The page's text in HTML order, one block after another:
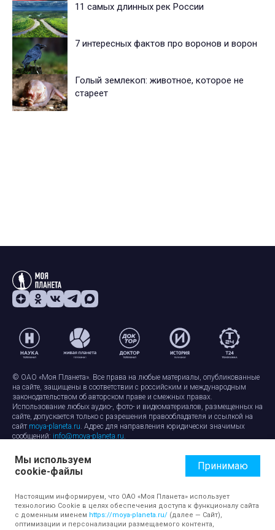
11 самых длинных рек России
7 интересных фактов про воронов и ворон
Голый землекоп: животное, которое не
стареет
© ОАО «Моя Планета». Все права на любые материалы, опубликованные
на сайте, защищены в соответствии с российским и международным
законодательством об авторском праве и смежных правах.
Использование любых аудио-, фото- и видеоматериалов, размещенных на
сайте, допускается только с разрешения правообладателя и ссылкой на
сайт moya-planeta.ru. Адрес для направления юридически значимых
сообщений: info@moya-planeta.ru.
Правила сайтаРабота с cookie-файлами
Защита персональных данных
Обработка персональных данных
Мы используем
cookie-файлы
Принимаю
Настоящим информируем, что ОАО «Моя Планета» использует
технологию Cookie в целях обеспечения доступа к функционалу сайта
с доменным именем https://moya-planeta.ru/ (далее — Сайт),
оптимизации и персонализации размещаемого контента,